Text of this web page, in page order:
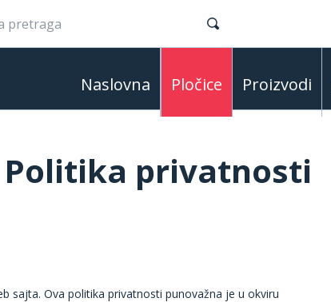
Naslovna Pločice Proizvodi
Politika privatnosti
sajta. Ova politika privatnosti punovažna je u okviru